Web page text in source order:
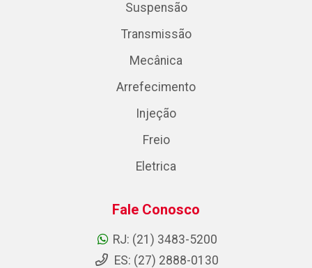
Suspensão
Transmissão
Mecânica
Arrefecimento
Injeção
Freio
Eletrica
Fale Conosco
RJ: (21) 3483-5200
ES: (27) 2888-0130